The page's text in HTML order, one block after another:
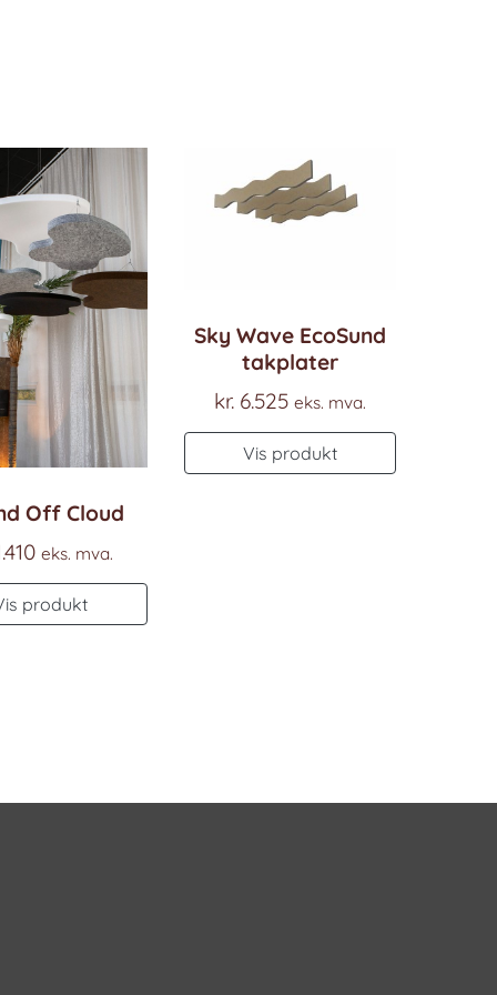
Off Cloud
eks. mva.
produkt
Sky Wave EcoSund
takplater
kr. 6.525 eks. mva.
Vis produkt